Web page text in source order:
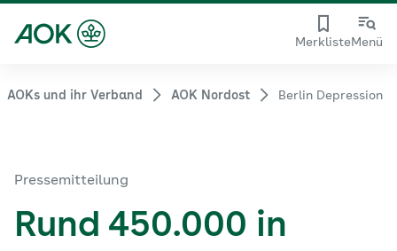
MerklisteMenü
AOKs und ihr Verband AOK Nordost Berlin Depression
Pressemitteilung
Rund 450.000 in